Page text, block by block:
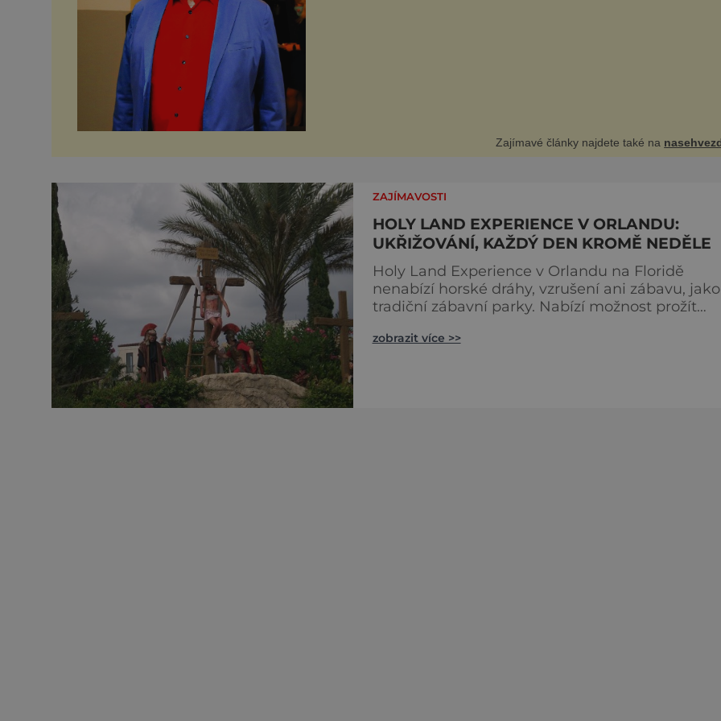
Zajímavé články najdete také na
ZAJÍMAVOSTI
HOLY LAND EXPERIENCE V ORLANDU:
UKŘIŽOVÁNÍ, KAŽDÝ DEN KROMĚ NEDĚLE
Holy Land Experience v Orlandu na Floridě
nenabízí horské dráhy, vzrušení ani zábavu, jako
tradiční zábavní parky. Nabízí možnost prožít
lety uteklo ukřižování Ježíše, máte možnost to
zobrazit více >>